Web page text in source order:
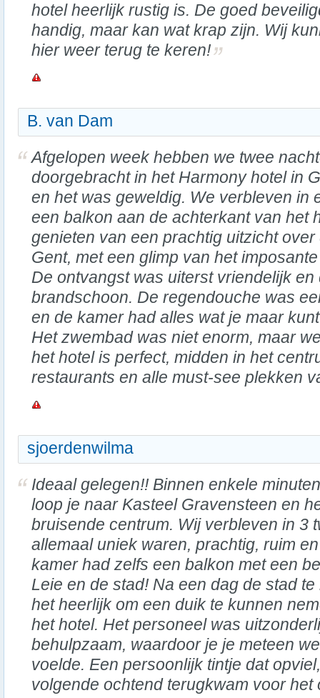
hotel heerlijk rustig is. De goed
handig, maar kan wat krap zijn. Wij
hier weer terug te keren!
B. van Dam
Afgelopen week hebben we twee
doorgebracht in het Harmony hotel in
en het was geweldig. We verbleven in
een balkon aan de achterkant van het
genieten van een prachtig uitzicht
Gent, met een glimp van het
De ontvangst was uiterst vriendelijk
brandschoon. De regendouche was
en de kamer had alles wat je maar
Het zwembad was niet enorm, maar
het hotel is perfect, midden in het
restaurants en alle must-see plekken
sjoerdenwilma
Ideaal gelegen!! Binnen enkele minuten
loop je naar Kasteel Gravensteen en
bruisende centrum. Wij verbleven in 3
allemaal uniek waren, prachtig, ruim
kamer had zelfs een balkon met een
Leie en de stad! Na een dag de stad
het heerlijk om een duik te kunnen
het hotel. Het personeel was
behulpzaam, waardoor je je meteen
voelde. Een persoonlijk tintje dat
volgende ochtend terugkwam voor het